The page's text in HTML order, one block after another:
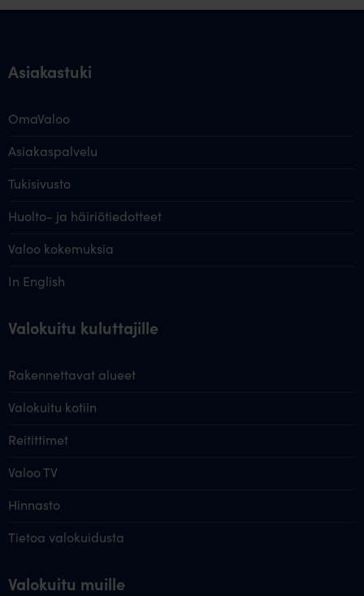
Asiakastuki
OmaValoo
Asiakaspalvelu
Tukisivusto
Huolto- ja häiriötiedotteet
Valoo kokemuksia
In English
Valokuitu kuluttajille
Rakennettavat alueet
Valokuitu kotiin
Reitittimet
Valoo TV
Hinnasto
Tietoa valokuidusta
Valokuitu muille